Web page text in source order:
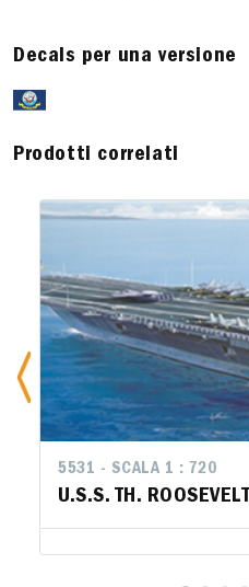
Decals per una versione
Prodotti correlati
5531 - SCALA 1 : 720
U.S.S. TH. ROOSEVELT